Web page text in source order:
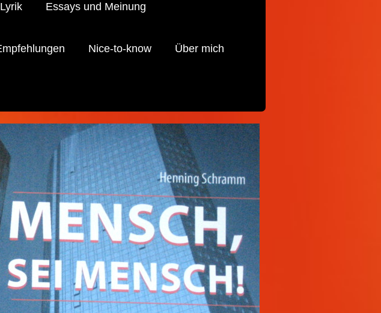
Lyrik Essays und Meinung
Nice-to-know Über mich